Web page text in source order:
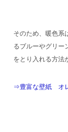
そのため、暖色系
るブルーやグリー
をとり入れる方法
⇒豊富な壁紙 オ